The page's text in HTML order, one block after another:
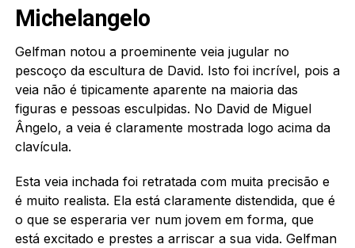
Michelangelo
Gelfman notou a proeminente veia jugular no
pescoço da escultura de David. Isto foi incrível, pois a
veia não é tipicamente aparente na maioria das
figuras e pessoas esculpidas. No David de Miguel
Ângelo, a veia é claramente mostrada logo acima da
clavícula.
Esta veia inchada foi retratada com muita precisão e
é muito realista. Ela está claramente distendida, que é
o que se esperaria ver num jovem em forma, que
está excitado e prestes a arriscar a sua vida. Gelfman